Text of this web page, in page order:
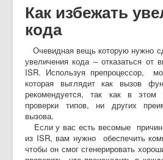
Как избежать
кода
Очевидная вещь которую нужно
увеличения кода – отказаться от
ISR. Используя препроцессор,
которая выглядит как вызов
рекомендуется, так как в
проверки типов, ни других
вызова.
Если у вас есть весомые
из ISR, вам нужно обеспечить
чтобы он смог сгенерировать